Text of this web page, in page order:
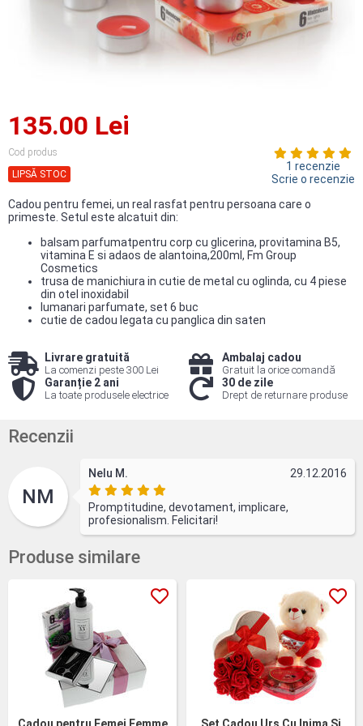
135.00 Lei
Cod produs
LIPSĂ STOC
1 recenzie
Scrie o recenzie
Cadou pentru femei, un real rasfat pentru persoana care o
primeste. Setul este alcatuit din:
balsam parfumatpentru corp cu glicerina, provitamina B5,
vitamina E si adaos de alantoina,200ml, Fm Group
Cosmetics
trusa de manichiura in cutie de metal cu oglinda, cu 4 piese
din otel inoxidabil
lumanari parfumate, set 6 buc
cutie de cadou legata cu panglica din saten
Livrare gratuită
La comenzi peste 300 Lei
Ambalaj cadou
Gratuit la orice comandă
Garanție 2 ani
La toate produsele electrice
30 de zile
Drept de returnare produse
Recenzii
NM
Nelu M. 29.12.2016
Promptitudine, devotament, implicare,
profesionalism. Felicitari!
Produse similare